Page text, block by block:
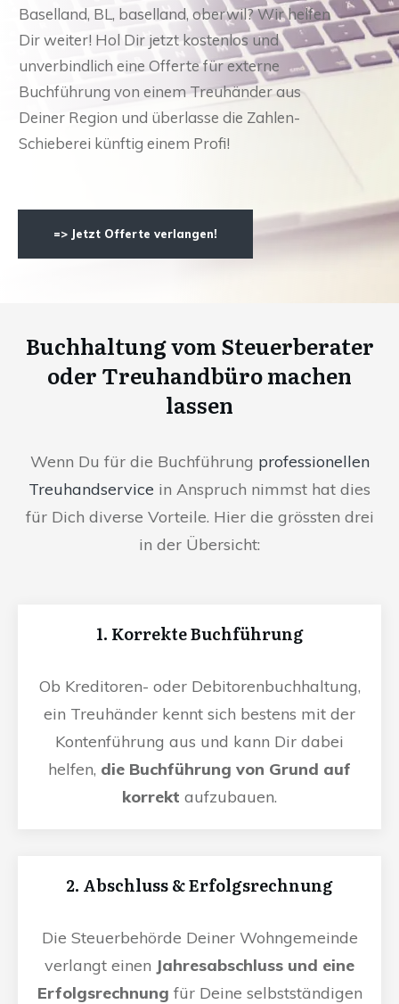
Baselland, BL, baselland, oberwil? Wir helfen
Dir weiter! Hol Dir jetzt kostenlos und
unverbindlich eine Offerte für externe
Buchführung von einem Treuhänder aus
Deiner Region und überlasse die Zahlen-
Schieberei künftig einem Profi!
=> Jetzt Offerte verlangen!
Buchhaltung vom Steuerberater
oder Treuhandbüro machen
lassen
Wenn Du für die Buchführung professionellen
Treuhandservice in Anspruch nimmst hat dies
für Dich diverse Vorteile. Hier die grössten drei
in der Übersicht:
1. Korrekte Buchführung
Ob Kreditoren- oder Debitorenbuchhaltung,
ein Treuhänder kennt sich bestens mit der
Kontenführung aus und kann Dir dabei
helfen, die Buchführung von Grund auf
korrekt aufzubauen.
2. Abschluss & Erfolgsrechnung
Die Steuerbehörde Deiner Wohngemeinde
verlangt einen Jahresabschluss und eine
Erfolgsrechnung für Deine selbstständigen